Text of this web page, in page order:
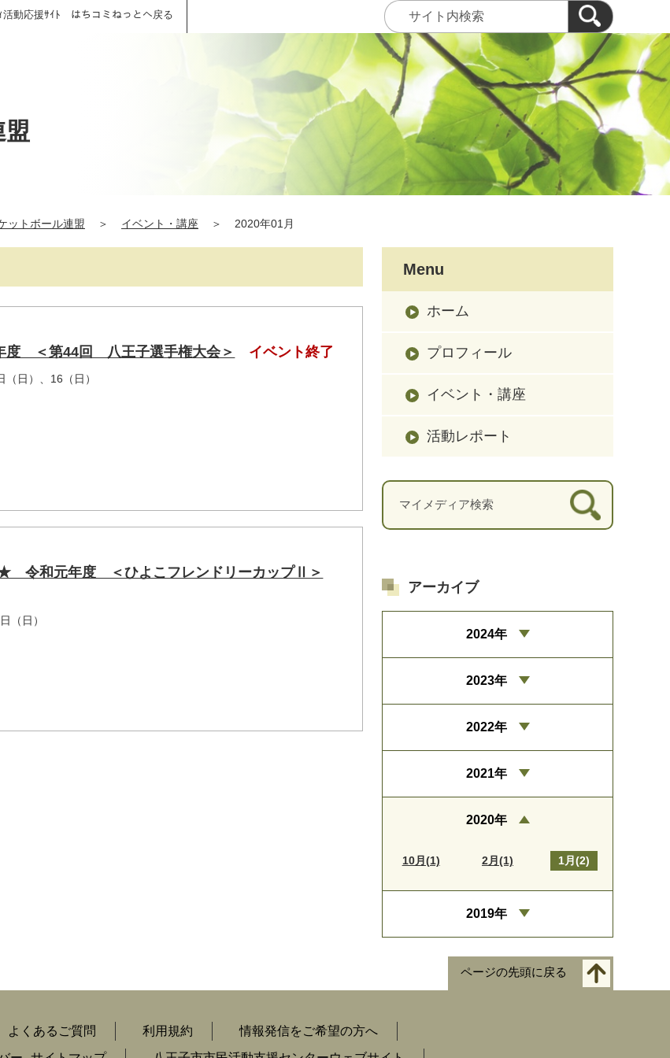
活動応援ｻｲﾄ はちコミねっとへ戻る
ットボール連盟 ＞ イベント・講座 ＞ 2020年01月
＜第44回 八王子選手権大会＞ イベント終了
日）、16（日）
令和元年度 ＜ひよこフレンドリーカップⅡ＞
（日）
Menu
ホーム
プロフィール
イベント・講座
活動レポート
アーカイブ
2024年
2023年
2022年
2021年
2020年
10月(1) 2月(1) 1月(2)
2019年
ページの先頭に戻る
よくあるご質問 利用規約
情報発信をご希望の方へ